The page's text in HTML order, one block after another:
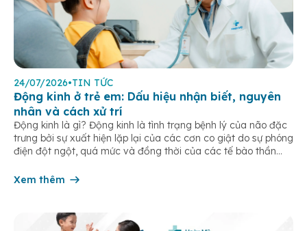
24/07/2026•TIN TỨC
Động kinh ở trẻ em: Dấu hiệu nhận biết, nguyên
nhân và cách xử trí
Động kinh là gì? Động kinh là tình trạng bệnh lý của não đặc
trưng bởi sự xuất hiện lặp lại của các cơn co giật do sự phóng
điện đột ngột, quá mức và đồng thời của các tế bào thần
Xem thêm